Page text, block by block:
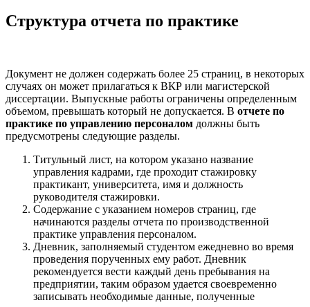
Структура отчета по практике
Документ не должен содержать более 25 страниц, в некоторых
случаях он может прилагаться к ВКР или магистерской
диссертации. Выпускные работы ограничены определенным
объемом, превышать который не допускается. В отчете по
практике по управлению персоналом должны быть
предусмотрены следующие разделы.
Титульный лист, на котором указано название
управления кадрами, где проходит стажировку
практикант, университета, имя и должность
руководителя стажировки.
Содержание с указанием номеров страниц, где
начинаются разделы отчета по производственной
практике управления персоналом.
Дневник, заполняемый студентом ежедневно во время
проведения порученных ему работ. Дневник
рекомендуется вести каждый день пребывания на
предприятии, таким образом удается своевременно
записывать необходимые данные, полученные